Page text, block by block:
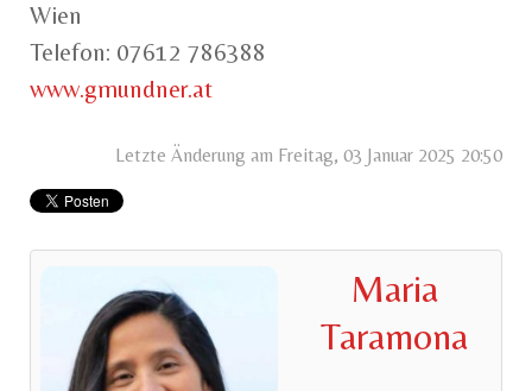
Wien
Telefon: 07612 786388
www.gmundner.at
Letzte Änderung am Freitag, 03 Januar 2025 20:50
Maria
Taramona